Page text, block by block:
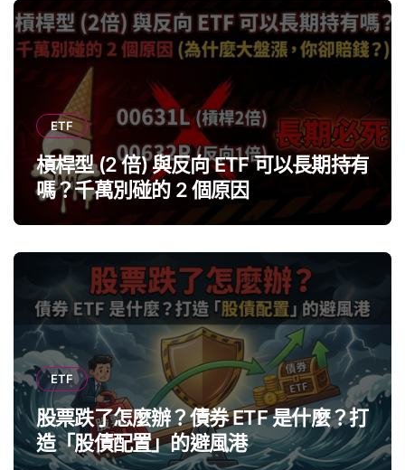
ETF
槓桿型 (2 倍) 與反向 ETF 可以長期持有
嗎？千萬別碰的 2 個原因
ETF
股票跌了怎麼辦？債券 ETF 是什麼？打
造「股債配置」的避風港